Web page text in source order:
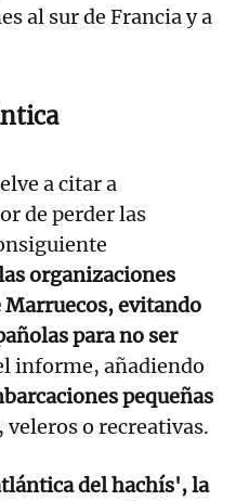
al sur de Francia y a
a citar a
de perder las
organizaciones
evitando
para no ser
informe, añadiendo
pequeñas
o recreativas.
del hachís', la